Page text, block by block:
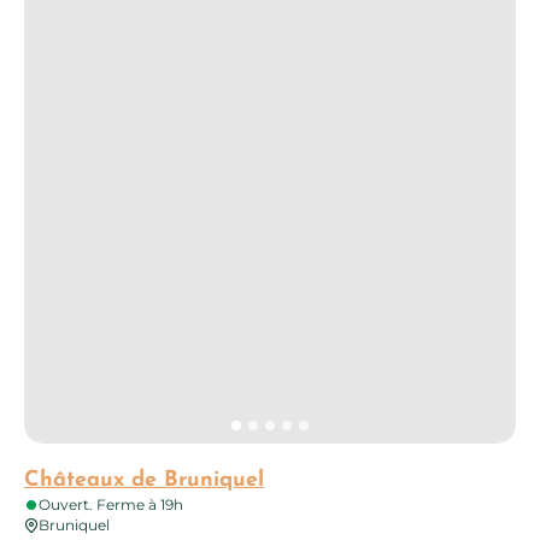
Châteaux de Bruniquel
Ouvert. Ferme à 19h
Bruniquel